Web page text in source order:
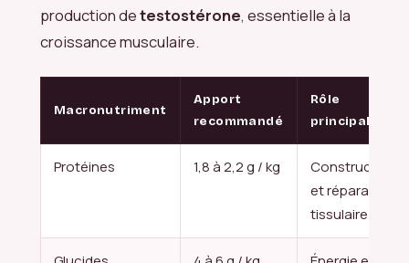
production detestostérone, essentielle à la
croissance musculaire.
Macronutriment
Apport
recommandé
Rôle
principal
Protéines 1,8 à 2,2 g / kg
Construction
et réparation
tissulaire